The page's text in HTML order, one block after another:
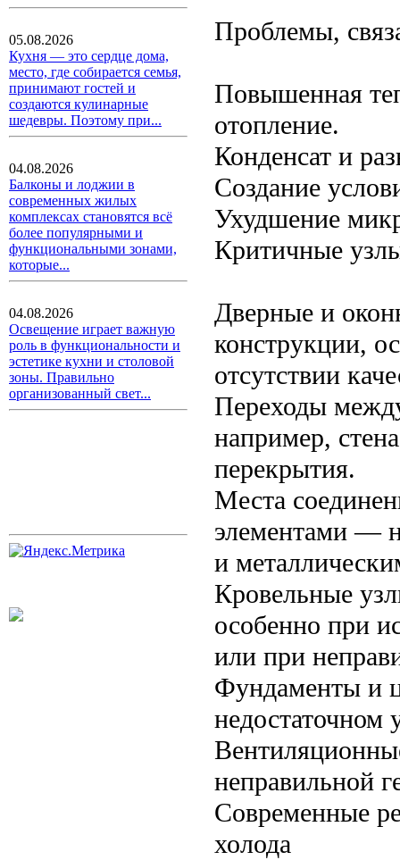
05.08.2026
Кухня — это сердце дома,
место, где собирается семья,
принимают гостей и
создаются кулинарные
шедевры. Поэтому при...
04.08.2026
Балконы и лоджии в
современных жилых
комплексах становятся всё
более популярными и
функциональными зонами,
которые...
04.08.2026
Освещение играет важную
роль в функциональности и
эстетике кухни и столовой
зоны. Правильно
организованный свет...
Проблемы,
Повышенная
отопление.
Конденсат и
Создание
Ухудшение
Критичные
Дверные и
конструкции,
отсутствии
Переходы
например,
перекрытия.
Места
элементами —
и
Кровельные
особенно при
или при
Фундаменты и
недостаточном
неправильной
Современные
холода